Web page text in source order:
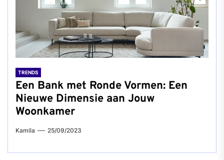
TRENDS
Een Bank met Ronde Vormen: Een
Nieuwe Dimensie aan Jouw
Woonkamer
Kamila 25/09/2023